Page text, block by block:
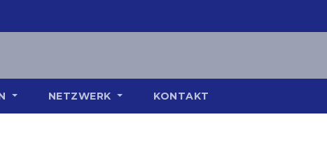
NETZWERK KONTAKT